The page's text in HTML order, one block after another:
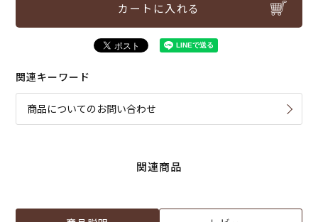
カートに入れる
関連キーワード
商品についてのお問い合わせ
関連商品